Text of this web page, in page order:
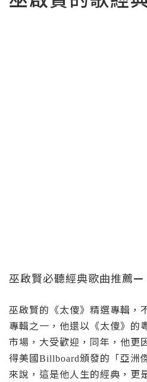
巫啟賢必聽經典歌曲推薦一
巫啟賢的《太傻》精選專輯，
專輯之一，他還以《太傻》的
市場，大受歡迎，同年，他更
得美國Billboard頒發的「亞洲
來說，這是他人生的經典，更